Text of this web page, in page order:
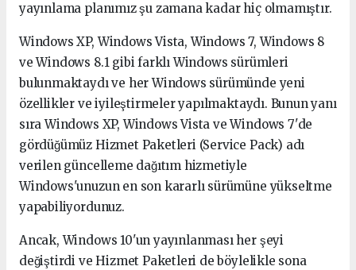
yayınlama planımız şu zamana kadar hiç olmamıştır.
Windows XP, Windows Vista, Windows 7, Windows 8
ve Windows 8.1 gibi farklı Windows sürümleri
bulunmaktaydı ve her Windows sürümünde yeni
özellikler ve iyileştirmeler yapılmaktaydı. Bunun yanı
sıra Windows XP, Windows Vista ve Windows 7'de
gördüğümüz Hizmet Paketleri (Service Pack) adı
verilen güncelleme dağıtım hizmetiyle
Windows'unuzun en son kararlı sürümüne yükseltme
yapabiliyordunuz.
Ancak, Windows 10'un yayınlanması her şeyi
değiştirdi ve Hizmet Paketleri de böylelikle sona